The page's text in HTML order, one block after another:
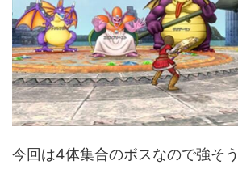
今回は4体集合のボスなので強そ